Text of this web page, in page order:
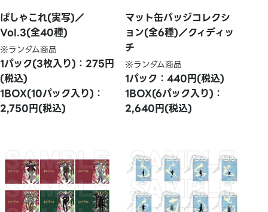
ぱしゃこれ(実写)／
Vol.3(全40種)
※ランダム商品
1パック(3枚入り)：275円
(税込)
1BOX(10パック入り)：
2,750円(税込)
マット缶バッジコレクシ
ョン(全6種)／クィディッ
チ
※ランダム商品
1パック：440円(税込)
1BOX(6パック入り)：
2,640円(税込)